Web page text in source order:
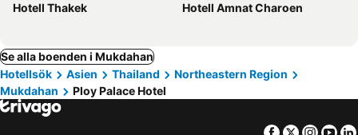
Hotell Thakek
Hotell Amnat Charoen
Se alla boenden i Mukdahan
Hotellsök
Asien Thailand
Northeastern Region
Mukdahan
Ploy Palace Hotel
Facebook
Twitter